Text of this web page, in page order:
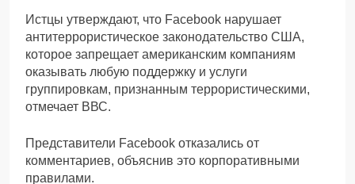
Истцы утверждают, что Facebook нарушает
антитеррористическое законодательство США,
которое запрещает американским компаниям
оказывать любую поддержку и услуги
группировкам, признанным террористическими,
отмечает ВВС.
Представители Facebook отказались от
комментариев, объяснив это корпоративными
правилами.